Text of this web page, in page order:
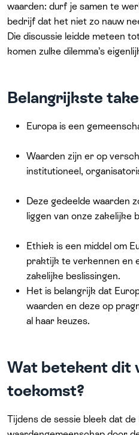
waarden: durf je samen te
bedrijf dat het niet zo nauw
Die discussie leidde meteen
komen zulke dilemma’s
Belangrijkste
Europa is een
Waarden zijn er op
institutioneel,
Deze gedeelde waarden
liggen van onze zakelijke
Ethiek is een middel om
praktijk te verkennen en
zakelijke beslissingen.
Het is belangrijk dat
waarden en deze op
al haar keuzes.
Wat betekent dit
toekomst?
Tijdens de sessie bleek dat de